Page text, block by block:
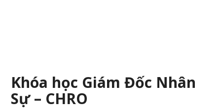
Khóa học Giám Đốc Nhân
Sự – CHRO